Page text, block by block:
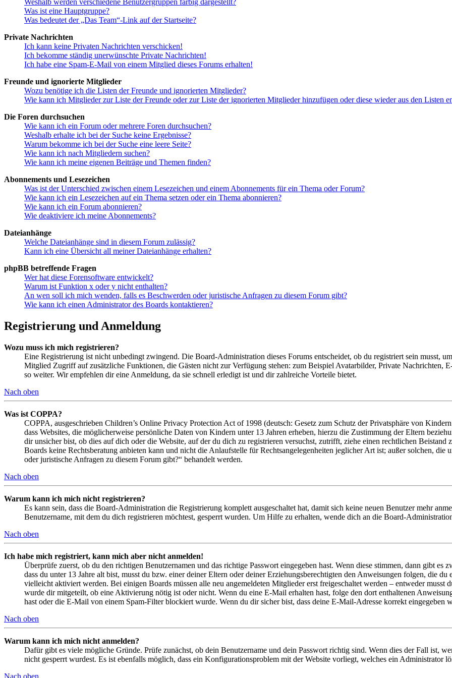
Was ist eine Hauptgruppe?
Was bedeutet der „Das Team“-Link auf der Startseite?
Private Nachrichten
Ich kann keine Privaten Nachrichten verschicken!
Ich bekomme ständig unerwünschte Private Nachrichten!
Ich habe eine Spam-E-Mail von einem Mitglied dieses Forums erhalten!
Freunde und ignorierte Mitglieder
Wozu benötige ich die Listen der Freunde und ignorierten Mitglieder?
Wie kann ich Mitglieder zur Liste der Freunde oder zur Liste der ignorierten Mitglieder hinzufügen oder diese wieder aus den Listen
Die Foren durchsuchen
Wie kann ich ein Forum oder mehrere Foren durchsuchen?
Weshalb erhalte ich bei der Suche keine Ergebnisse?
Warum bekomme ich bei der Suche eine leere Seite?
Wie kann ich nach Mitgliedern suchen?
Wie kann ich meine eigenen Beiträge und Themen finden?
Abonnements und Lesezeichen
Was ist der Unterschied zwischen einem Lesezeichen und einem Abonnements für ein Thema oder Forum?
Wie kann ich ein Lesezeichen auf ein Thema setzen oder ein Thema abonnieren?
Wie kann ich ein Forum abonnieren?
Wie deaktiviere ich meine Abonnements?
Dateianhänge
Welche Dateianhänge sind in diesem Forum zulässig?
Kann ich eine Übersicht all meiner Dateianhänge erhalten?
phpBB betreffende Fragen
Wer hat diese Forensoftware entwickelt?
Warum ist Funktion x oder y nicht enthalten?
An wen soll ich mich wenden, falls es Beschwerden oder juristische Anfragen zu diesem Forum gibt?
Wie kann ich einen Administrator des Boards kontaktieren?
Registrierung und Anmeldung
Wozu muss ich mich registrieren?
Eine Registrierung ist nicht unbedingt zwingend. Die Board-Administration dieses Forums entscheidet, ob du registriert sein musst,
Mitglied Zugriff auf zusätzliche Funktionen, die Gästen nicht zur Verfügung stehen: zum Beispiel Avatarbilder, Private Nachrichten,
so weiter. Wir empfehlen dir eine Anmeldung, da sie schnell erledigt ist und dir zahlreiche Vorteile bietet.
Nach oben
Was ist COPPA?
COPPA, ausgeschrieben Children’s Online Privacy Protection Act of 1998 (deutsch: Gesetz zum Schutz der Privatsphäre von
dass Websites, die möglicherweise persönliche Daten von Kindern unter 13 Jahren erheben, hierzu die Zustimmung der Eltern
dir unsicher bist, ob dies auf dich oder die Website, auf der du dich zu registrieren versuchst, zutrifft, ziehe einen rechtlichen
Boards keine Rechtsberatung anbieten kann und nicht die Anlaufstelle für Rechtsangelegenheiten jeglicher Art ist; außer solchen,
oder juristische Anfragen zu diesem Forum gibt?“ behandelt werden.
Nach oben
Warum kann ich mich nicht registrieren?
Es kann sein, dass die Board-Administration die Registrierung komplett ausgeschaltet hat, damit sich keine neuen Benutzer mehr
Benutzername, mit dem du dich registrieren möchtest, gesperrt wurden. Um Hilfe zu erhalten, wende dich an die Board-
Nach oben
Ich habe mich registriert, kann mich aber nicht anmelden!
Überprüfe zuerst, ob du den richtigen Benutzernamen und das richtige Passwort eingegeben hast. Wenn diese stimmen, dann gibt es
dass du unter 13 Jahre alt bist, musst du bzw. einer deiner Eltern oder deiner Erziehungsberechtigten den Anweisungen folgen, die
vielleicht aktiviert werden. Bei einigen Boards müssen alle neu angemeldeten Mitglieder erst freigeschaltet werden – entweder musst
wurde dir mitgeteilt, ob eine Aktivierung nötig ist oder nicht. Wenn du eine E-Mail erhalten hast, folge den dort enthaltenen
hast oder die E-Mail von einem Spam-Filter blockiert wurde. Wenn du dir sicher bist, dass deine E-Mail-Adresse korrekt eingegeben
Nach oben
Warum kann ich mich nicht anmelden?
Dafür gibt es viele mögliche Gründe. Prüfe zunächst, ob dein Benutzername und dein Passwort richtig sind. Wenn dies der Fall ist,
nicht gesperrt wurdest. Es ist ebenfalls möglich, dass ein Konfigurationsproblem mit der Website vorliegt, welches ein Administrator
Nach oben